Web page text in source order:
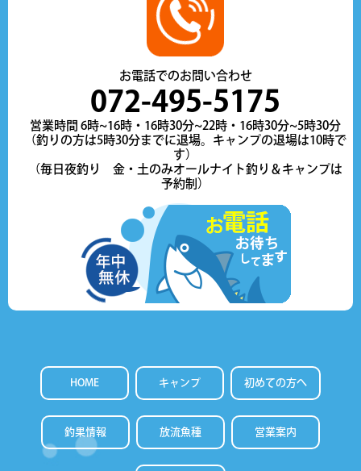
お電話でのお問い合わせ
072-495-5175
営業時間 6時~16時・16時30分~22時・16時30分~5時30分
（釣りの方は5時30分までに退場。キャンプの退場は10時で
す）
（毎日夜釣り 金・土のみオールナイト釣り＆キャンプは
予約制）
HOME キャンプ 初めての方へ
釣果情報 放流魚種 営業案内